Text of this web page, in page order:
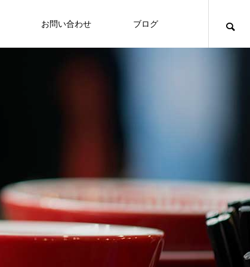
お問い合わせ ブログ